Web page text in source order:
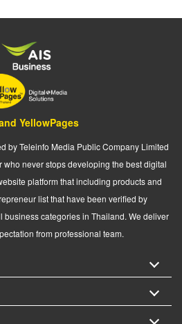
YellowPages
by Teleinfo Media Public Company Limited
who never stops developing the best digital
platform that including products and
list that have been verified by
business categories in Thailand. We deliver
from professional team.